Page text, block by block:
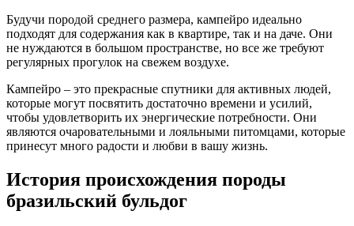
Будучи породой среднего размера, кампейро идеально
подходят для содержания как в квартире, так и на даче. Они
не нуждаются в большом пространстве, но все же требуют
регулярных прогулок на свежем воздухе.
Кампейро – это прекрасные спутники для активных людей,
которые могут посвятить достаточно времени и усилий,
чтобы удовлетворить их энергические потребности. Они
являются очаровательными и лояльными питомцами, которые
принесут много радости и любви в вашу жизнь.
История происхождения породы
бразильский бульдог